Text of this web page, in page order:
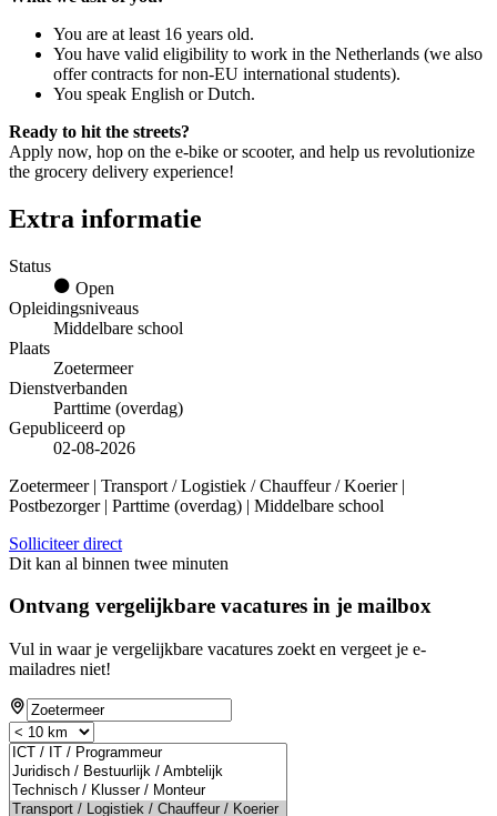
You are at least 16 years old.
You have valid eligibility to work in the Netherlands (we also
offer contracts for non-EU international students).
You speak English or Dutch.
Ready to hit the streets?
Apply now, hop on the e-bike or scooter, and help us revolutionize
the grocery delivery experience!
Extra informatie
Status
Open
Opleidingsniveaus
Middelbare school
Plaats
Zoetermeer
Dienstverbanden
Parttime (overdag)
Gepubliceerd op
02-08-2026
Zoetermeer | Transport / Logistiek / Chauffeur / Koerier |
Postbezorger | Parttime (overdag) | Middelbare school
Solliciteer direct
Dit kan al binnen twee minuten
Ontvang vergelijkbare vacatures in je mailbox
Vul in waar je vergelijkbare vacatures zoekt en vergeet je e-
mailadres niet!